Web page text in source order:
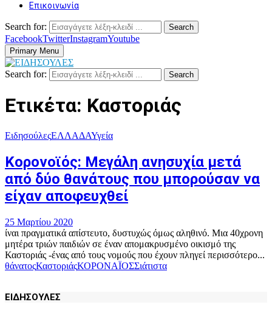
Επικοινωνία
Search for: Search
FacebookTwitterInstagramYoutube
Primary Menu
Search for: Search
Ετικέτα: Καστοριάς
ΕιδησούλεςΕΛΛΑΔΑΥγεία
Κορονοϊός: Μεγάλη ανησυχία μετά
από δύο θανάτους που μπορούσαν να
είχαν αποφευχθεί
25 Μαρτίου 2020
ίναι πραγματικά απίστευτο, δυστυχώς όμως αληθινό. Μια 40χρονη
μητέρα τριών παιδιών σε έναν απομακρυσμένο οικισμό της
Καστοριάς -ένας από τους νομούς που έχουν πληγεί περισσότερο...
θάνατοςΚαστοριάςΚΟΡΟΝΑΪΟΣΣιάτιστα
ΕΙΔΗΣΟΥΛΕΣ